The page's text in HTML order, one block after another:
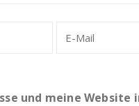
und meine Website